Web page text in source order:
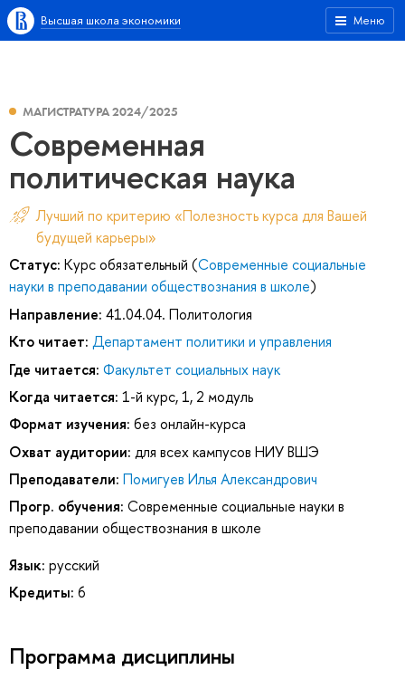
Меню
Высшая школа экономики
МАГИСТРАТУРА 2024/2025
Современная
политическая наука
Лучший по критерию «Полезность курса для Вашей
будущей карьеры»
Статус: Курс обязательный (Современные социальные
науки в преподавании обществознания в школе)
Направление: 41.04.04. Политология
Кто читает: Департамент политики и управления
Где читается: Факультет социальных наук
Когда читается: 1-й курс, 1, 2 модуль
Формат изучения: без онлайн-курса
Охват аудитории: для всех кампусов НИУ ВШЭ
Преподаватели: Помигуев Илья Александрович
Прогр. обучения: Современные социальные науки в
преподавании обществознания в школе
Язык: русский
Кредиты: 6
Программа дисциплины